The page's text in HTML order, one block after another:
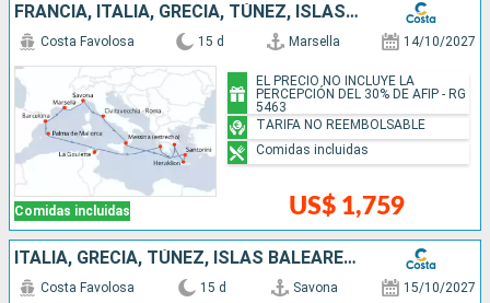
FRANCIA, ITALIA, GRECIA, TÚNEZ, ISLAS BALEARES, ESPAÑA
Comidas incluidas
Costa Favolosa 15 d Marsella 14/10/2027
US$ 1,759
EL PRECIO NO INCLUYE LA
PERCEPCIÓN DEL 30% DE AFIP - RG
5463
TARIFA NO REEMBOLSABLE
Comidas incluidas
ITALIA, GRECIA, TÚNEZ, ISLAS BALEARES, ESPAÑA, FRANCIA
Costa Favolosa 15 d Savona 15/10/2027